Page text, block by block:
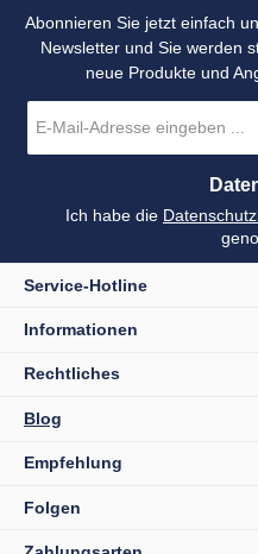
Abonnieren Sie jetzt einfach
Newsletter und Sie werden
neue Produkte und
Mail-
*
Ich habe die
Service-Hotline
Informationen
Rechtliches
Blog
Empfehlung
Folgen